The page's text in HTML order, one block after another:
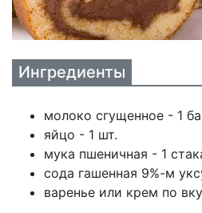
Ингредиенты
молоко сгущенное - 1
яйцо - 1 шт.
мука пшеничная - 1
сода гашенная 9%-м
варенье или крем по